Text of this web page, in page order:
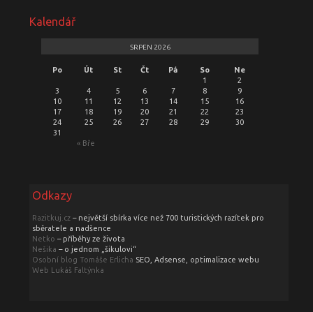
Kalendář
SRPEN 2026
Po Út St Čt Pá So Ne
« Bře
1
2
3
4 5 6 7 8
9
10
11 12 13 14 15
16
17
18 19 20 21 22
23
24
25 26 27 28 29
30
31
Odkazy
Razitkuj.cz– největší sbírka více než 700 turistických razítek pro
sběratele a nadšence
Netko – příběhy ze života
Nešika – o jednom „šikulovi“
Osobní blog Tomáše Erlicha SEO, Adsense, optimalizace webu
Web Lukáš Faltýnka